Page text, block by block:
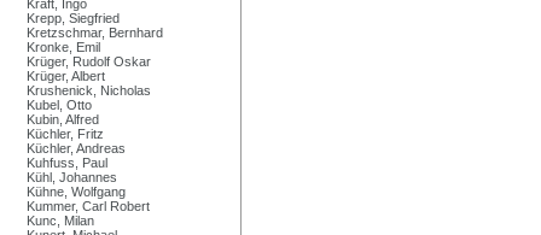
Kraft, Ingo
Krepp, Siegfried
Kretzschmar, Bernhard
Kronke, Emil
Krüger, Rudolf Oskar
Krüger, Albert
Krushenick, Nicholas
Kubel, Otto
Kubin, Alfred
Küchler, Fritz
Küchler, Andreas
Kuhfuss, Paul
Kühl, Johannes
Kühne, Wolfgang
Kummer, Carl Robert
Kunc, Milan